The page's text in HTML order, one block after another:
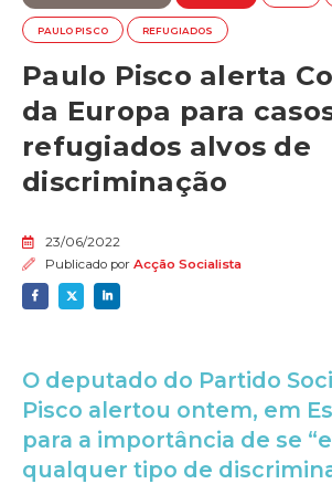
PAULO PISCO REFUGIADOS
Paulo Pisco alerta
da Europa para
refugiados alvos de
discriminação
23/06/2022
Publicado por Acção Socialista
O deputado do Partido
Pisco alertou ontem, em
para a importância de se
qualquer tipo de